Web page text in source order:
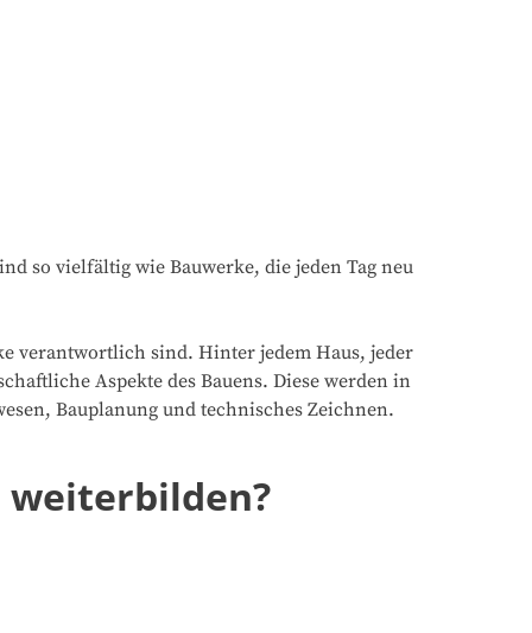
so vielfältig wie Bauwerke, die jeden Tag neu
verantwortlich sind. Hinter jedem Haus, jeder
Aspekte des Bauens. Diese werden in
Bauplanung und technisches Zeichnen.
weiterbilden?